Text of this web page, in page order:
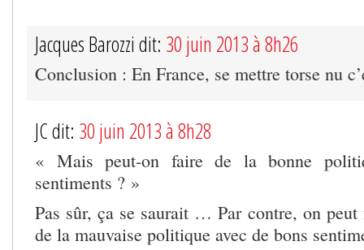
Jacques Barozzi dit: 30 juin 2013 à 8h26
Conclusion : En France, se mettre torse nu
JC dit: 30 juin 2013 à 8h28
« Mais peut-on faire de la bonne
sentiments ? »
Pas sûr, ça se saurait … Par contre, on peut
de la mauvaise politique avec de bons